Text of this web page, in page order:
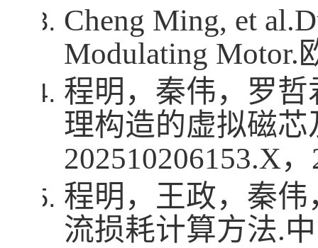
Cheng Ming, et al.
Modulating Motor.
程明，秦伟，罗
理构造的虚拟磁
202510206153.X，
程明，王政，秦伟
流损耗计算方法.